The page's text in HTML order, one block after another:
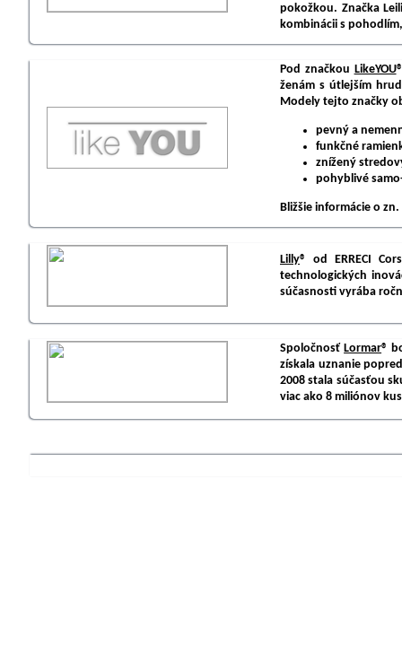
pokožkou. Značka
kombinácii s
Pod značkou LikeYOU
ženám s útlejším
Modely tejto značky
pevný a
funkčné
znížený
pohyblivé
Bližšie informácie o
Lilly® od ERRECI
technologických
súčasnosti vyrába
SpoločnosťLormar®
získala uznanie
2008 stala súčasťou
viac ako 8 miliónov